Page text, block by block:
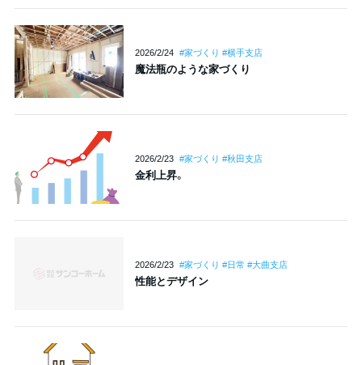
2026/2/24 #家づくり #横手支店
魔法瓶のような家づくり
2026/2/23 #家づくり #秋田支店
金利上昇。
2026/2/23 #家づくり #日常 #大曲支店
性能とデザイン